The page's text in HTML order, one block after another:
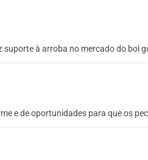
suporte à arroba no mercado do boi
e de oportunidades para que os